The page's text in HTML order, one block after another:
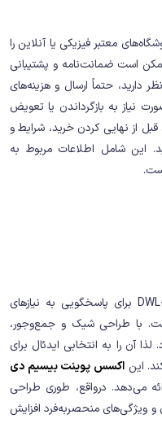
معتبر فیزیکی یا آنلاین را
است ضمانت‌نامه و پشتیبانی
دارید، حتماً ارسال و هزینه‌های
نیاز به بازگرداندن یا تعویض
از نهایی کردن خرید، شرایط و
این شامل اطلاعات مربوط به
DWL-2600AP برای پاسخگویی به نیازهای
با طراحی شیک و جمع‌وجور،
آن را به انتخابی ایدئال برای
این اکسس پوینت بیسیم دی
می‌دهد. درواقع، طوری طراحی
و ویژگی‌های منحصربه‌فرد افزایش